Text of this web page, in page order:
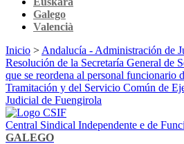
Galego
Valencià
Inicio > Andalucía - Administración de
Resolución de la Secretaría General de
que se reordena al personal funcionario
Tramitación y del Servicio Común de
Judicial de Fuengirola
Central Sindical Independente e de
GALEGO